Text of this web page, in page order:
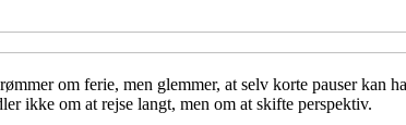
om ferie, men glemmer, at selv korte pauser kan
ikke om at rejse langt, men om at skifte perspektiv.